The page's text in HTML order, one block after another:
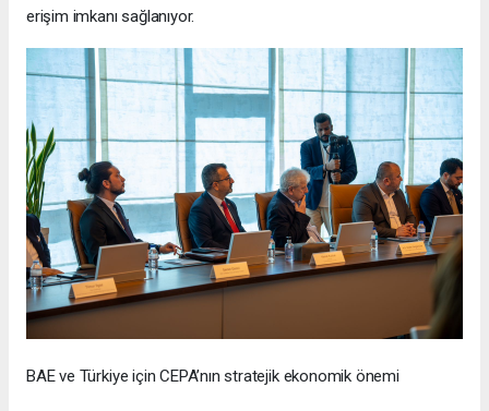
erişim imkanı sağlanıyor.
BAE ve Türkiye için CEPA’nın stratejik ekonomik önemi